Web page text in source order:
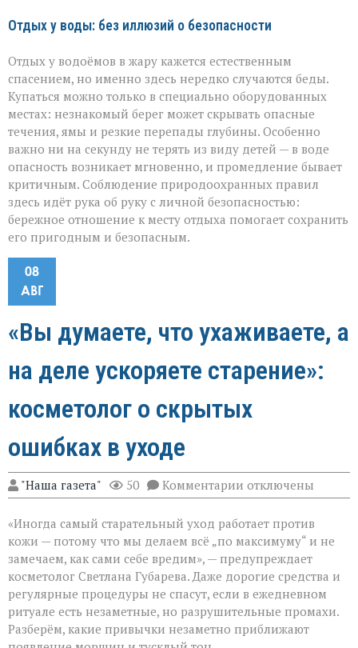
Отдых у воды: без иллюзий о безопасности
Отдых у водоёмов в жару кажется естественным
спасением, но именно здесь нередко случаются беды.
Купаться можно только в специально оборудованных
местах: незнакомый берег может скрывать опасные
течения, ямы и резкие перепады глубины. Особенно
важно ни на секунду не терять из виду детей — в воде
опасность возникает мгновенно, и промедление бывает
критичным. Соблюдение природоохранных правил
здесь идёт рука об руку с личной безопасностью:
бережное отношение к месту отдыха помогает сохранить
его пригодным и безопасным.
08
АВГ
«Вы думаете, что ухаживаете, а
на деле ускоряете старение»:
косметолог о скрытых
ошибках в уходе
"Наша газета" 50 Комментарии к
записи
думаете,
что
ухаживаете,
а
на
деле
ускоряете
старение»:
косметолог
отключены
«Иногда самый старательный уход работает против
кожи — потому что мы делаем всё „по максимуму“ и не
замечаем, как сами себе вредим», — предупреждает
косметолог Светлана Губарева. Даже дорогие средства и
регулярные процедуры не спасут, если в ежедневном
ритуале есть незаметные, но разрушительные промахи.
Разберём, какие привычки незаметно приближают